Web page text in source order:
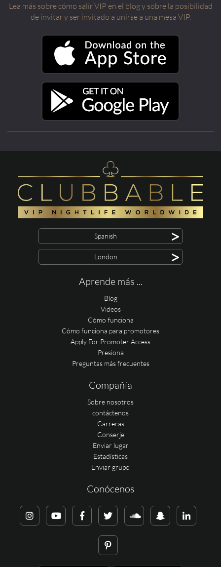
Lea más sobre cómo salir VIP en el blog y sobre la posibilidad
de invitar y ser invitado a unirse a una mesa VIP.
Spanish >
London >
Aprende más ...
Blog
Videos
Cómo funciona
Cómo funciona para promotores
Apply For Promoter Access
Presiona
Preguntas más frecuentes
Compañía
Sobre nosotros
contáctenos
Carreras
Conserje
Enviar lugar
Estadísticas
Enviar grupo
Conócenos